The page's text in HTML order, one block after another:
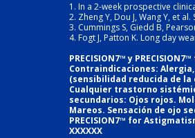
1. In a 2-week prospective
2. Zheng Y, Dou J, Wang Y, et
3. Cummings S, Giedd B,
4. Fogt J, Patton K. Long day
PRECISION7™ y
Contraindicaciones:
(sensibilidad reducida de
Cualquier trastorno
secundarios: Ojos rojos.
Mareos. Sensación de ojo
PRECISION7™ for
XXXXXX